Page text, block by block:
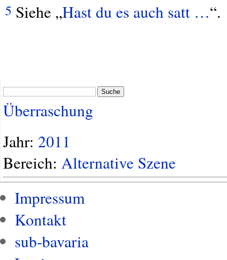
5 Siehe „Hast du es auch satt …“.
Suche
Überraschung
Jahr: 2011
Bereich: Alternative Szene
Impressum
Kontakt
sub-bavaria